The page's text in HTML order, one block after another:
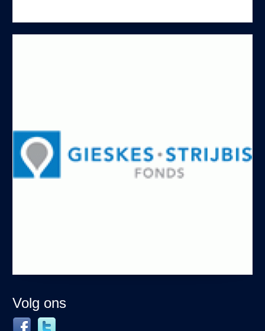
Volg ons